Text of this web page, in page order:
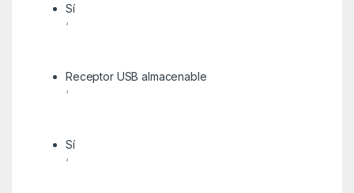
Sí
‘
Receptor USB almacenable
‘
Sí
‘